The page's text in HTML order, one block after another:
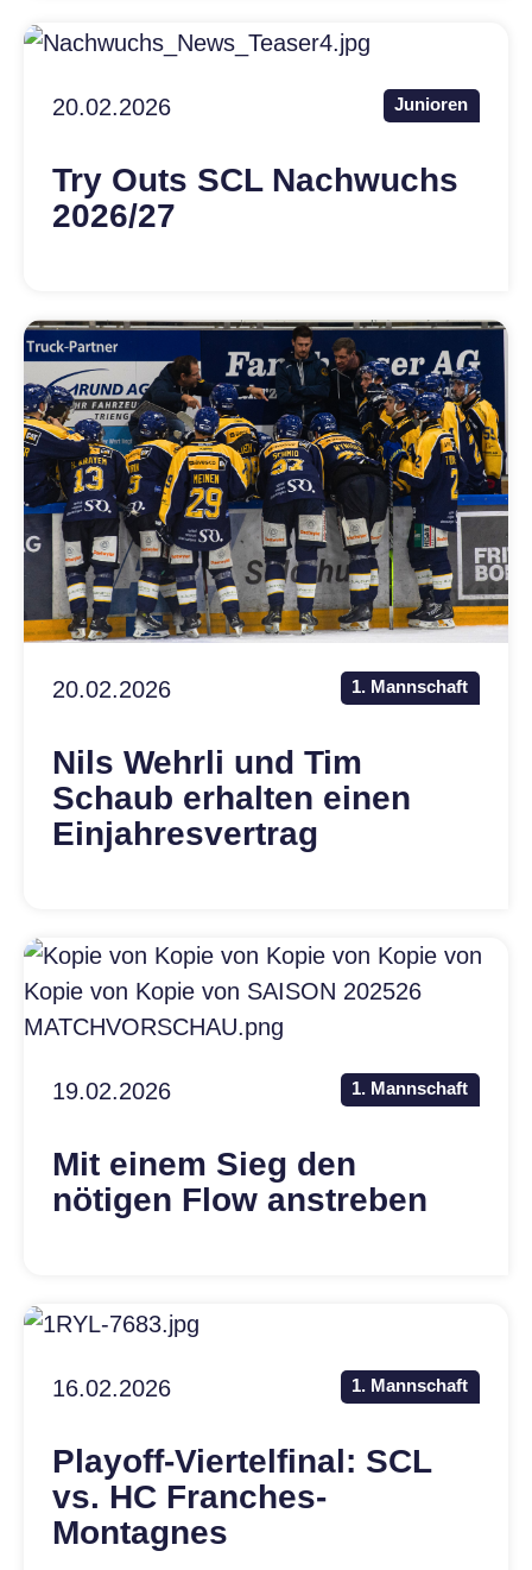
20.02.2026 Junioren
Try Outs SCL Nachwuchs
2026/27
20.02.2026 1. Mannschaft
Nils Wehrli und Tim
Schaub erhalten einen
Einjahresvertrag
19.02.2026 1. Mannschaft
Mit einem Sieg den
nötigen Flow anstreben
16.02.2026 1. Mannschaft
Playoff-Viertelfinal: SCL
vs. HC Franches-
Montagnes